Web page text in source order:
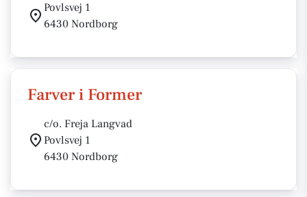
Povlsvej 1
6430 Nordborg
Farver i Former
c/o. Freja Langvad
Povlsvej 1
6430 Nordborg